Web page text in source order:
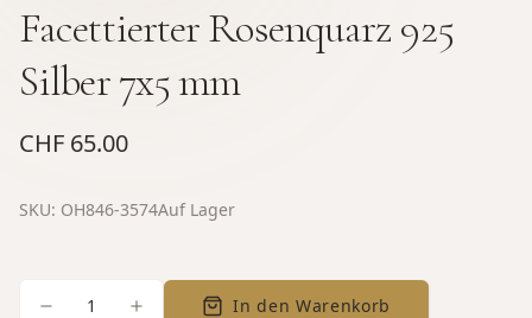
Facettierter Rosenquarz 925
Silber 7x5 mm
CHF 65.00
SKU: OH846-3574Auf Lager
1 In den Warenkorb